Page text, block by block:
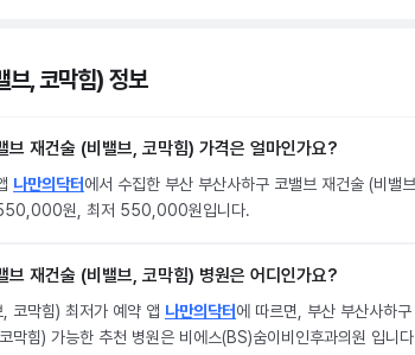
브, 코막힘) 정보
브 재건술 (비밸브, 코막힘) 가격은 얼마인가요?
나만의닥터에서 수집한 부산 부산사하구 코밸브 재건술 (비밸
550,000원, 최저 550,000원입니다.
브 재건술 (비밸브, 코막힘) 병원은 어디인가요?
코막힘) 최저가 예약 앱 나만의닥터에 따르면, 부산 부산사하
막힘) 가능한 추천 병원은 비에스(BS)숨이비인후과의원 입니